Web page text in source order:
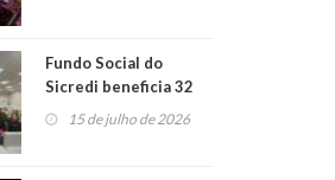
Fundo Social do
Sicredi beneficia 32
projetos em
Montenegro
15 de julho de 2026